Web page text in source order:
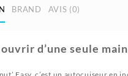
BRAND AVIS (0)
d’une seule main